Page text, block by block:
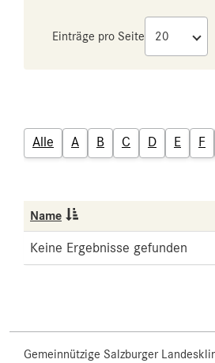
Einträge pro Seite
Alle A B C D E F
Name
Keine Ergebnisse gefunden
Gemeinnützige Salzburger